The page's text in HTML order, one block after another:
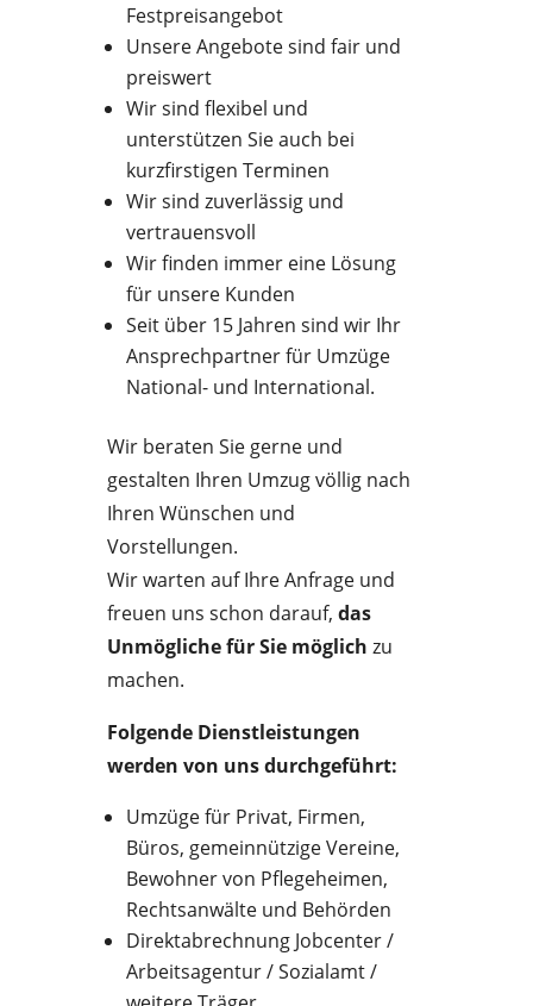
Festpreisangebot
Unsere Angebote sind fair und
preiswert
Wir sind flexibel und
unterstützen Sie auch bei
kurzfirstigen Terminen
Wir sind zuverlässig und
vertrauensvoll
Wir finden immer eine Lösung
für unsere Kunden
Seit über 15 Jahren sind wir Ihr
Ansprechpartner für Umzüge
National- und International.
Wir beraten Sie gerne und
gestalten Ihren Umzug völlig nach
Ihren Wünschen und
Vorstellungen.
Wir warten auf Ihre Anfrage und
freuen uns schon darauf, das
Unmögliche für Sie möglich zu
machen.
Folgende Dienstleistungen
werden von uns durchgeführt:
Umzüge für Privat, Firmen,
Büros, gemeinnützige Vereine,
Bewohner von Pflegeheimen,
Rechtsanwälte und Behörden
Direktabrechnung Jobcenter /
Arbeitsagentur / Sozialamt /